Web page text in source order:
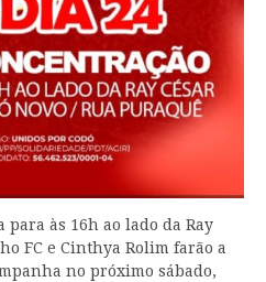
para às 16h ao lado da Ray
FC e Cinthya Rolim farão a
no próximo sábado,